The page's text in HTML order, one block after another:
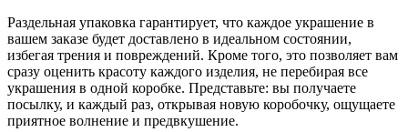
Раздельная упаковка гарантирует, что каждое украшение в
вашем заказе будет доставлено в идеальном состоянии,
избегая трения и повреждений. Кроме того, это позволяет вам
сразу оценить красоту каждого изделия, не перебирая все
украшения в одной коробке. Представьте: вы получаете
посылку, и каждый раз, открывая новую коробочку, ощущаете
приятное волнение и предвкушение.